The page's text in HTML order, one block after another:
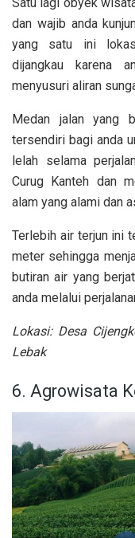
dan wajib anda
yang satu ini
dijangkau karena
menyusuri aliran
Medan jalan yang
tersendiri bagi anda
lelah selama
Curug Kanteh dan
alam yang alami dan
Terlebih air terjun ini
meter sehingga
butiran air yang
anda melalui
Lokasi: Desa
Lebak
6. Agrowisata